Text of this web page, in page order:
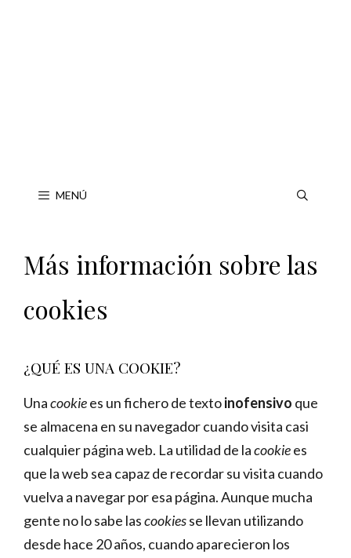
MENÚ
Más información sobre las
cookies
¿QUÉ ES UNA COOKIE?
Unacookiees un fichero de textoinofensivo que
se almacena en su navegador cuando visita casi
cualquier página web. La utilidad de lacookiees
que la web sea capaz de recordar su visita cuando
vuelva a navegar por esa página. Aunque mucha
gente no lo sabe lascookiesse llevan utilizando
desde hace 20 años, cuando aparecieron los